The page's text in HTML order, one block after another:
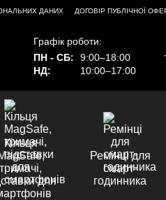
ДАНИХ ДОГОВІР ПУБЛІЧНОЇ
Графік роботи:
ПН - СБ:
9:00–18:00
НД:
10:00–17:00
Кільця
тримачі,
для
Ремінці для
смарт-
годинника